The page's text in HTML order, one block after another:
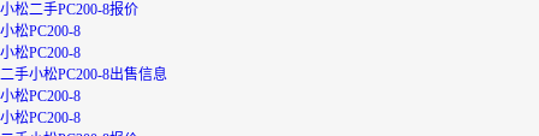
小松二手PC200-8报价
小松PC200-8
小松PC200-8
二手小松PC200-8出售信息
小松PC200-8
小松PC200-8